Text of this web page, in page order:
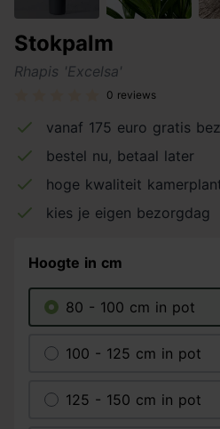
Stokpalm
Rhapis 'Excelsa'
0 reviews
vanaf 175 euro gratis
bestel nu, betaal later
hoge kwaliteit
kies je eigen bezorgdag
Hoogte in cm
80 - 100 cm in pot
100 - 125 cm in pot
125 - 150 cm in pot